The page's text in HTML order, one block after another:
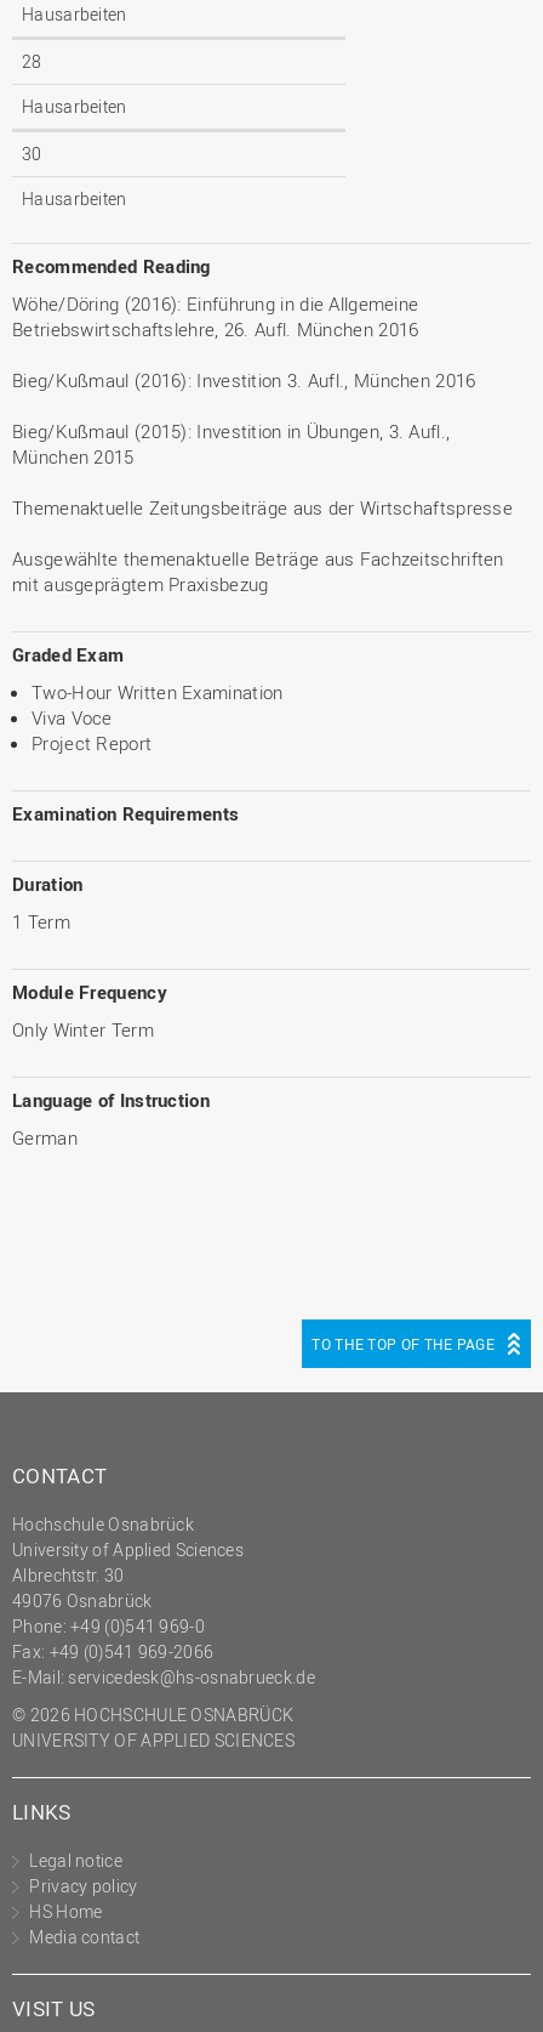
Hausarbeiten
28
Hausarbeiten
30
Hausarbeiten
Recommended Reading
Wöhe/Döring (2016): Einführung in die Allgemeine
Betriebswirtschaftslehre, 26. Aufl. München 2016
Bieg/Kußmaul (2016): Investition 3. Aufl., München 2016
Bieg/Kußmaul (2015): Investition in Übungen, 3. Aufl.,
München 2015
Themenaktuelle Zeitungsbeiträge aus der Wirtschaftspresse
Ausgewählte themenaktuelle Beträge aus Fachzeitschriften
mit ausgeprägtem Praxisbezug
Graded Exam
Two-Hour Written Examination
Viva Voce
Project Report
Examination Requirements
Duration
1 Term
Module Frequency
Only Winter Term
Language of Instruction
German
TO THE TOP OF THE PAGE
CONTACT
Hochschule Osnabrück
University of Applied Sciences
Albrechtstr. 30
49076 Osnabrück
Phone: +49 (0)541 969-0
Fax: +49 (0)541 969-2066
E-Mail: servicedesk@hs-osnabrueck.de
© 2026 HOCHSCHULE OSNABRÜCK
UNIVERSITY OF APPLIED SCIENCES
LINKS
Legal notice
Privacy policy
HS Home
Media contact
VISIT US